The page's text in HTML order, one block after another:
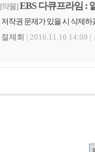
[약물] EBS 다큐프라임 :
저작권 문제가 있을 시 삭제하
절제회 | 2016.11.16 14:09 |